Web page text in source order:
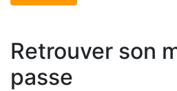
Retrouver son
passe